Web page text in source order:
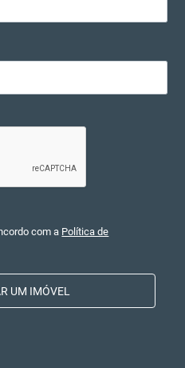
com a Política de
UM IMÓVEL